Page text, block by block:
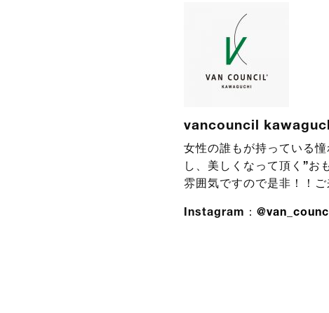
vancouncil
女性の誰もが持っている
し、美しくなって頂く”お
雰囲気ですので是非！！
Instagram：